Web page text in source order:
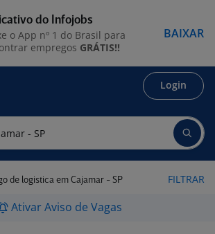
Login
de logistica em Cajamar - SP FILTRAR
Ativar Aviso de Vagas
do Infojobs
o App nº 1 do Brasil para
empregos GRÁTIS!!
BAIXAR